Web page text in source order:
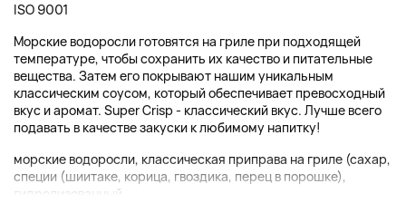
ISO 9001
Морские водоросли готовятся на гриле при подходящей
температуре, чтобы сохранить их качество и питательные
вещества. Затем его покрывают нашим уникальным
классическим соусом, который обеспечивает превосходный
вкус и аромат. Super Crisp - классический вкус. Лучше всего
подавать в качестве закуски к любимому напитку!
морские водоросли, классическая приправа на гриле (сахар,
специи (шиитаке, корица, гвоздика, перец в порошке),
гидролизованный...